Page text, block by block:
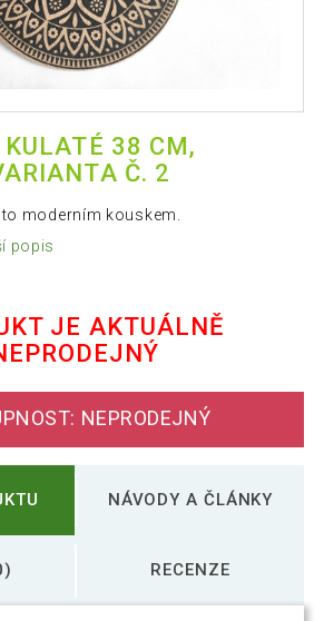
KULATÉ 38 CM,
Č. 2
moderním kouskem.
popis
JE AKTUÁLNĚ
NEPRODEJNÝ
NÁVODY A ČLÁNKY
RECENZE